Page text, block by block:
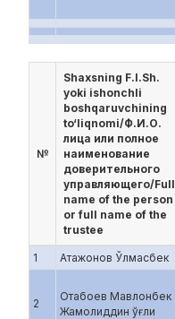
№
Shaxsning F.I.Sh.
yoki ishonchli
boshqaruvchining
to‘liqnomi/Ф.И.О.
лица или полное
наименование
доверительного
управляющего/Full
name of the person
or full name of the
trustee
1 Атажонов Ўлмасбек
2
Отабоев Мавлонбек
Жамолиддин ўғли